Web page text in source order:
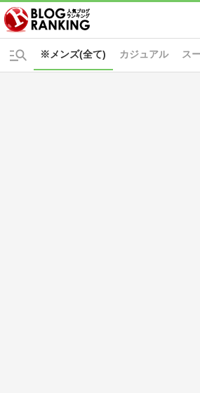
※メンズ(全て) カジュアル ス